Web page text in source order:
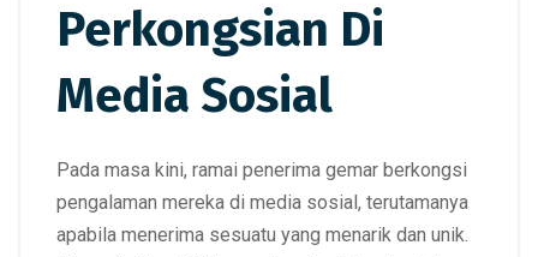
Perkongsian Di
Media Sosial
Pada masa kini, ramai penerima gemar berkongsi
pengalaman mereka di media sosial, terutamanya
apabila menerima sesuatu yang menarik dan unik.